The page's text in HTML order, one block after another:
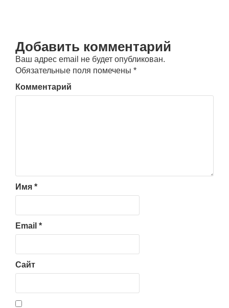
Добавить комментарий
Ваш адрес email не будет опубликован.
Обязательные поля помечены *
Комментарий
Имя *
Email *
Сайт